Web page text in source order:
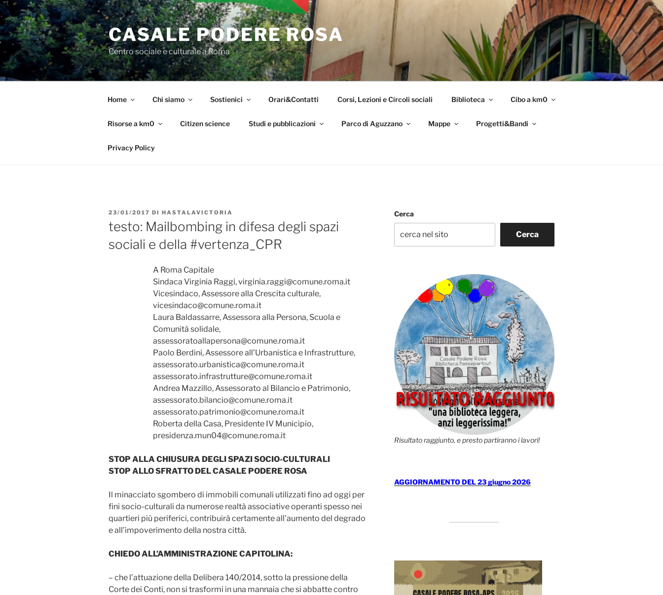
Salta
al
contenuto
CASALE PODERE ROSA
Centro sociale e culturale a Roma
Home Chi siamo Sostienici Orari&Contatti Corsi, Lezioni e Circoli sociali Biblioteca Cibo a km0
Risorse a km0 Citizen science Studi e pubblicazioni Parco di Aguzzano Mappe Progetti&Bandi
Privacy Policy
PUBBLICATO
23/01/2017 DI HASTALAVICTORIA
testo: Mailbombing in difesa degli spazi
sociali e della #vertenza_CPR
A Roma Capitale
Sindaca Virginia Raggi, virginia.raggi@comune.roma.it
Vicesindaco, Assessore alla Crescita culturale,
vicesindaco@comune.roma.it
Laura Baldassarre, Assessora alla Persona, Scuola e
Comunità solidale,
assessoratoallapersona@comune.roma.it
Paolo Berdini, Assessore all’Urbanistica e Infrastrutture,
assessorato.urbanistica@comune.roma.it
assessorato.infrastrutture@comune.roma.it
Andrea Mazzillo, Assessorato al Bilancio e Patrimonio,
assessorato.bilancio@comune.roma.it
assessorato.patrimonio@comune.roma.it
Roberta della Casa, Presidente IV Municipio,
presidenza.mun04@comune.roma.it
STOP ALLA CHIUSURA DEGLI SPAZI SOCIO-CULTURALI
STOP ALLO SFRATTO DEL CASALE PODERE ROSA
Il minacciato sgombero di immobili comunali utilizzati fino ad oggi per
fini socio-culturali da numerose realtà associative operanti spesso nei
quartieri più periferici, contribuirà certamente all’aumento del degrado
e all’impoverimento della nostra città.
CHIEDO ALL’AMMINISTRAZIONE CAPITOLINA:
– che l’attuazione della Delibera 140/2014, sotto la pressione della
Corte dei Conti, non si trasformi in una mannaia che si abbatte contro
Cerca
Cerca
Risultato raggiunto, e presto partiranno i lavori!
AGGIORNAMENTO DEL 23 giugno 2026